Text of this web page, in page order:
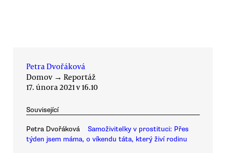
Petra Dvořáková
Domov → Reportáž
17. února 2021 v 16.10
Související
Petra Dvořáková
Samoživitelky v prostituci: Přes
týden jsem máma, o víkendu táta, který živí rodinu